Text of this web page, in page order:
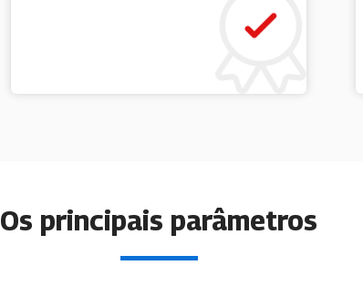
Os principais parâmetros